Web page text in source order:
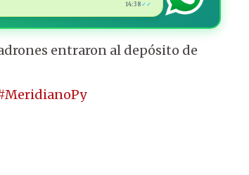
14:38 ✓✓
entraron al depósito de